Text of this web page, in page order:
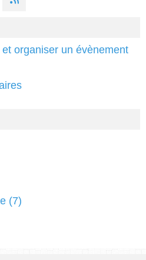
organiser un évènement
(7)